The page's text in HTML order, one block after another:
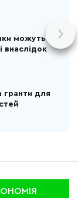
можуть
внаслідок
гранти для